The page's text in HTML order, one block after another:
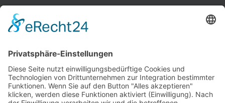
INFORMATIONEN
Hersteller
Fehlerliste